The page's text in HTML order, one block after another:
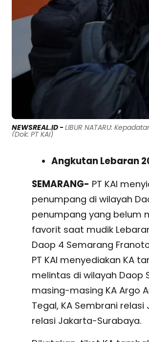
NEWSREAL.ID -LIBUR NATARU:
(Dok: PT KAI)
Angkutan Lebaran
SEMARANG- PT KAI
penumpang di wilayah
penumpang yang belum
favorit saat mudik
Daop 4 Semarang
PT KAI menyediakan KA
melintas di wilayah Daop
masing-masing KA Argo
Tegal, KA Sembrani
relasi Jakarta-Surabaya.